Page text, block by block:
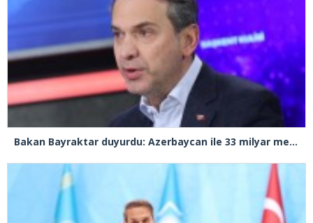
Bakan Bayraktar duyurdu: Azerbaycan ile 33 milyar metreküplük doğalgaz anlaşması yapıldı